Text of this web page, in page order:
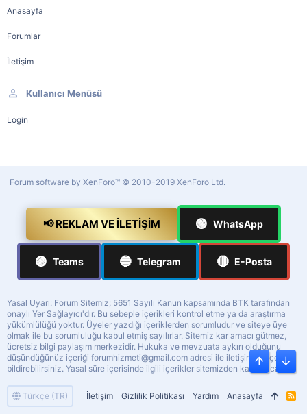
Anasayfa
Forumlar
İletişim
Kullanıcı Menüsü
Login
Türkçe (TR) İletişim Gizlilik Politikası Yardım Anasayfa
R
Forum software by XenForo™ © 2010-2019 XenForo Ltd.
📢 REKLAM VE İLETIŞIM 🟢 WhatsApp
🟣 Teams 🔵 Telegram 🔴 E-Posta
Yasal Uyarı: Forum Sitemiz; 5651 Sayılı Kanun kapsamında BTK tarafından
onaylı Yer Sağlayıcı'dır. Bu sebeple içerikleri kontrol etme ya da araştırma
yükümlülüğü yoktur. Üyeler yazdığı içeriklerden sorumludur ve siteye üye
olmak ile bu sorumluluğu kabul etmiş sayılırlar. Sitemiz kar amacı gütmez,
ücretsiz bilgi paylaşım merkezidir. Hukuka ve mevzuata aykırı olduğunu
düşündüğünüz içeriği forumhizmeti@gmail.com adresi ile iletişime geçerek
bildirebilirsiniz. Yasal süre içerisinde ilgili içerikler sitemizden kaldırılacaktır.
Üst Alt